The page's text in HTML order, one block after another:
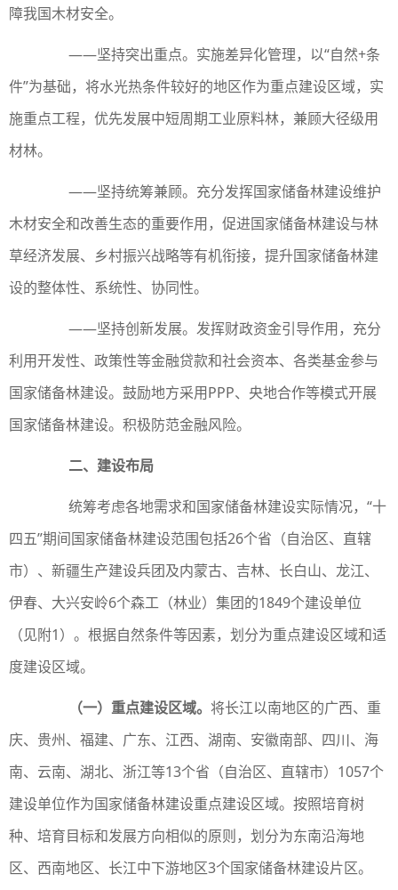
障我国木材安全。
——坚持突出重点。实施差异化管理，以“自然+条
件”为基础，将水光热条件较好的地区作为重点建设区域，实
施重点工程，优先发展中短周期工业原料林，兼顾大径级用
材林。
——坚持统筹兼顾。充分发挥国家储备林建设维护
木材安全和改善生态的重要作用，促进国家储备林建设与林
草经济发展、乡村振兴战略等有机衔接，提升国家储备林建
设的整体性、系统性、协同性。
——坚持创新发展。发挥财政资金引导作用，充分
利用开发性、政策性等金融贷款和社会资本、各类基金参与
国家储备林建设。鼓励地方采用PPP、央地合作等模式开展
国家储备林建设。积极防范金融风险。
二、建设布局
统筹考虑各地需求和国家储备林建设实际情况，“十
四五”期间国家储备林建设范围包括26个省（自治区、直辖
市）、新疆生产建设兵团及内蒙古、吉林、长白山、龙江、
伊春、大兴安岭6个森工（林业）集团的1849个建设单位
（见附1）。根据自然条件等因素，划分为重点建设区域和适
度建设区域。
（一）重点建设区域。 将长江以南地区的广西、重
庆、贵州、福建、广东、江西、湖南、安徽南部、四川、海
南、云南、湖北、浙江等13个省（自治区、直辖市）1057个
建设单位作为国家储备林建设重点建设区域。按照培育树
种、培育目标和发展方向相似的原则，划分为东南沿海地
区、西南地区、长江中下游地区3个国家储备林建设片区。